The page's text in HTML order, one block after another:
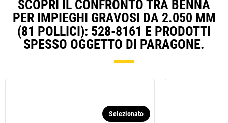
SCOPRI IL CONFRONTO TRA BENNA
PER IMPIEGHI GRAVOSI DA 2.050 MM
(81 POLLICI): 528-8161 E PRODOTTI
SPESSO OGGETTO DI PARAGONE.
Selezionato